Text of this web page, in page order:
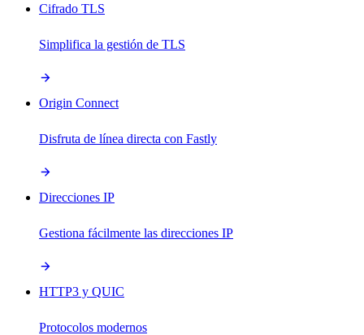
Cifrado TLS
Simplifica la gestión de TLS
Origin Connect
Disfruta de línea directa con Fastly
Direcciones IP
Gestiona fácilmente las direcciones IP
HTTP3 y QUIC
Protocolos modernos